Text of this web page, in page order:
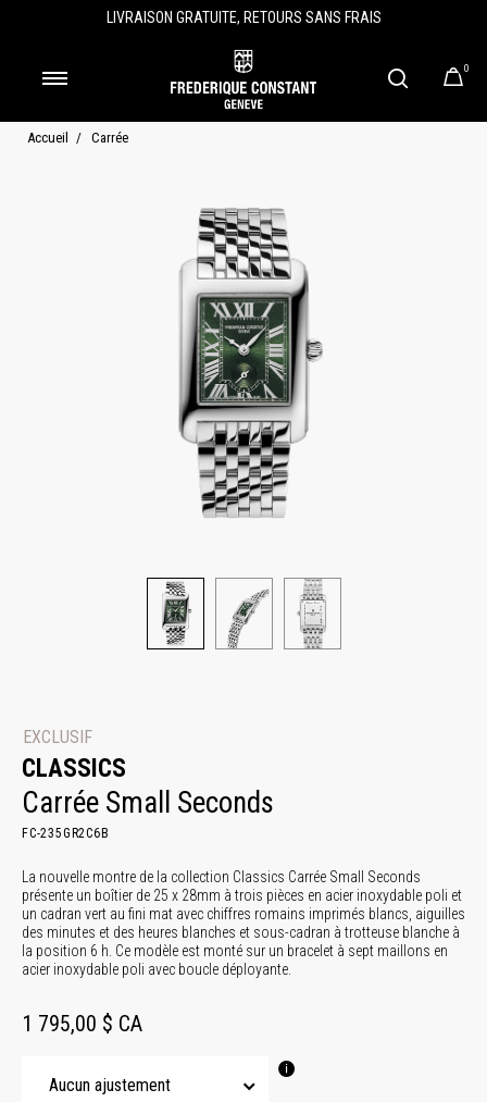
LIVRAISON GRATUITE, RETOURS SANS FRAIS
0
Accueil Carrée
EXCLUSIF
CLASSICS
Carrée Small Seconds
FC-235GR2C6B
La nouvelle montre de la collection Classics Carrée Small Seconds
présente un boîtier de 25 x 28mm à trois pièces en acier inoxydable poli et
un cadran vert au fini mat avec chiffres romains imprimés blancs, aiguilles
des minutes et des heures blanches et sous-cadran à trotteuse blanche à
la position 6 h. Ce modèle est monté sur un bracelet à sept maillons en
acier inoxydable poli avec boucle déployante.
1 795,00 $ CA